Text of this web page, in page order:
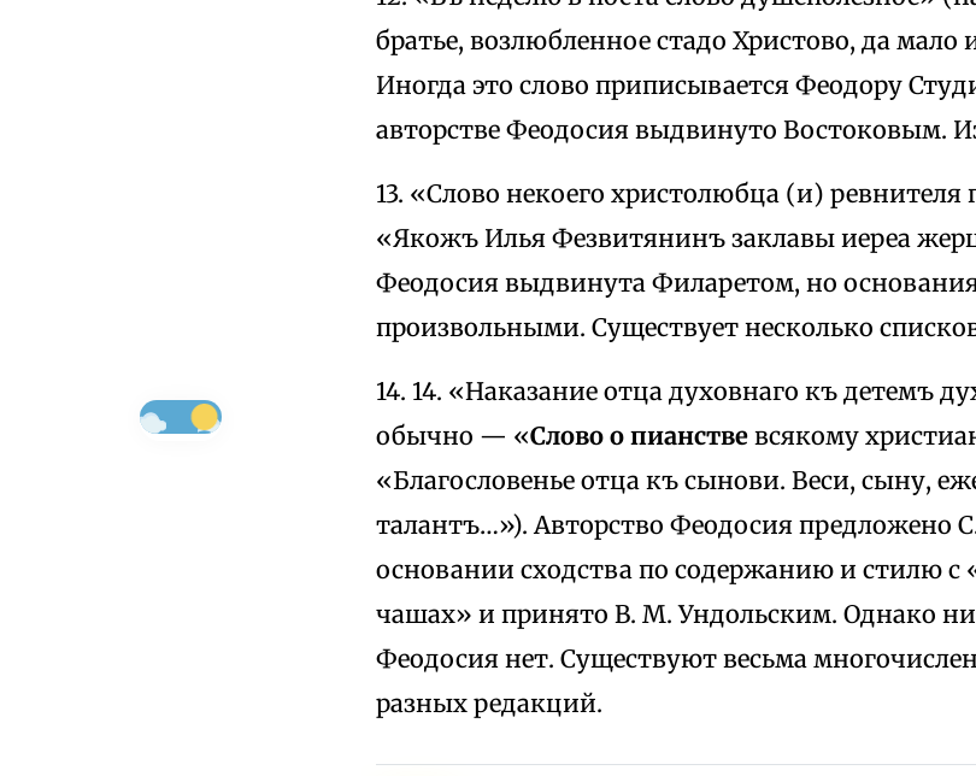
братье, возлюбленное стадо Христово, да мало
Иногда это слово приписывается Феодору
авторстве Феодосия выдвинуто Востоковым.
13. «Слово некоего христолюбца (и) ревнителя
«Якожъ Илья Фезвитянинъ заклавы иереа
Феодосия выдвинута Филаретом, но
произвольными. Существует несколько
14. 14. «Наказание отца духовнаго къ детемъ
обычно — «Слово о пианстве всякому
«Благословенье отца къ сынови. Веси, сыну,
талантъ…»). Авторство Феодосия предложено
основании сходства по содержанию и стилю
чашах» и принято В. М. Ундольским. Однако
Феодосия нет. Существуют весьма
разных редакций.